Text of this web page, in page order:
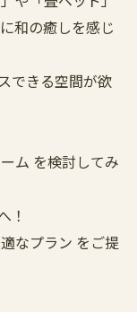
和の癒しを感じ
できる空間が欲
ム を検討してみ
！
なプラン をご提